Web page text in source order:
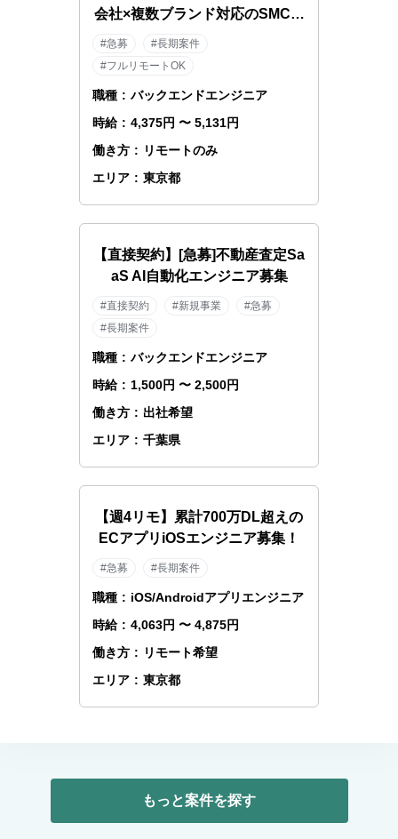
会社×複数ブランド対応のSMCエ
ンジニア
#急募
#長期案件
#フルリモートOK
職種 : バックエンドエンジニア
時給 : 4,375円 〜 5,131円
働き方 : リモートのみ
エリア : 東京都
【直接契約】[急募]不動産査定Sa
aS AI自動化エンジニア募集
#直接契約 #新規事業
#急募
#長期案件
職種 : バックエンドエンジニア
時給 : 1,500円 〜 2,500円
働き方 : 出社希望
エリア : 千葉県
【週4リモ】累計700万DL超えの
ECアプリiOSエンジニア募集！
#急募 #長期案件
職種 : iOS/Androidアプリエンジニア
時給 : 4,063円 〜 4,875円
働き方 : リモート希望
エリア : 東京都
もっと案件を探す